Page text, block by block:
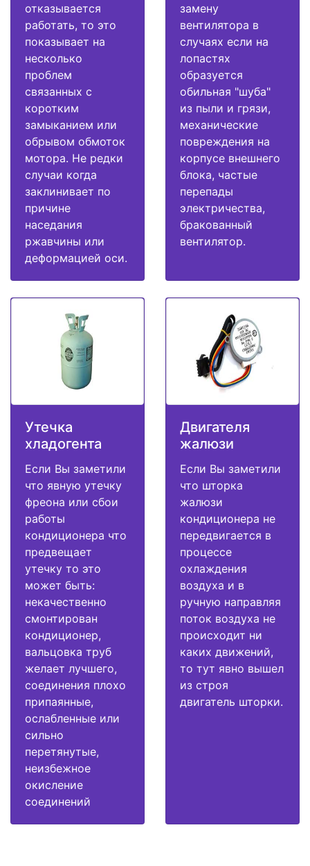
отказывается
работать, то это
показывает на
несколько
проблем
связанных с
коротким
замыканием или
обрывом обмоток
мотора. Не редки
случаи когда
заклинивает по
причине
наседания
ржавчины или
деформацией оси.
замену
вентилятора в
случаях если на
лопастях
образуется
обильная "шуба"
из пыли и грязи,
механические
повреждения на
корпусе внешнего
блока, частые
перепады
электричества,
бракованный
вентилятор.
Утечка
хладогента
Если Вы заметили
что явную утечку
фреона или сбои
работы
кондиционера что
предвещает
утечку то это
может быть:
некачественно
смонтирован
кондиционер,
вальцовка труб
желает лучшего,
соединения плохо
припаянные,
ослабленные или
сильно
перетянутые,
неизбежное
окисление
соединений
Двигателя
жалюзи
Если Вы заметили
что шторка
жалюзи
кондиционера не
передвигается в
процессе
охлаждения
воздуха и в
ручную направляя
поток воздуха не
происходит ни
каких движений,
то тут явно вышел
из строя
двигатель шторки.